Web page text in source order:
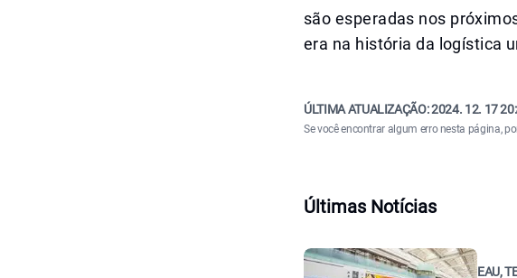
são esperadas nos
era na história da logística
ÚLTIMA ATUALIZAÇÃO:2024. 12. 17
Se você encontrar algum erro nesta página,
Últimas Notícias
EAU,